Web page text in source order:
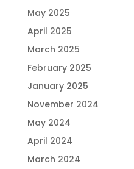
May 2025
April 2025
March 2025
February 2025
January 2025
November 2024
May 2024
April 2024
March 2024